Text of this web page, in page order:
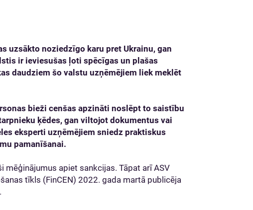
uzsākto noziedzīgo karu pret Ukrainu, gan
ir ieviesušas ļoti spēcīgas un plašas
daudziem šo valstu uzņēmējiem liek meklēt
bieži cenšas apzināti noslēpt to saistību
ķēdes, gan viltojot dokumentus vai
eksperti uzņēmējiem sniedz praktiskus
pamanīšanai.
mēģinājumus apiet sankcijas. Tāpat arī ASV
tīkls (FinCEN) 2022. gada martā publicēja